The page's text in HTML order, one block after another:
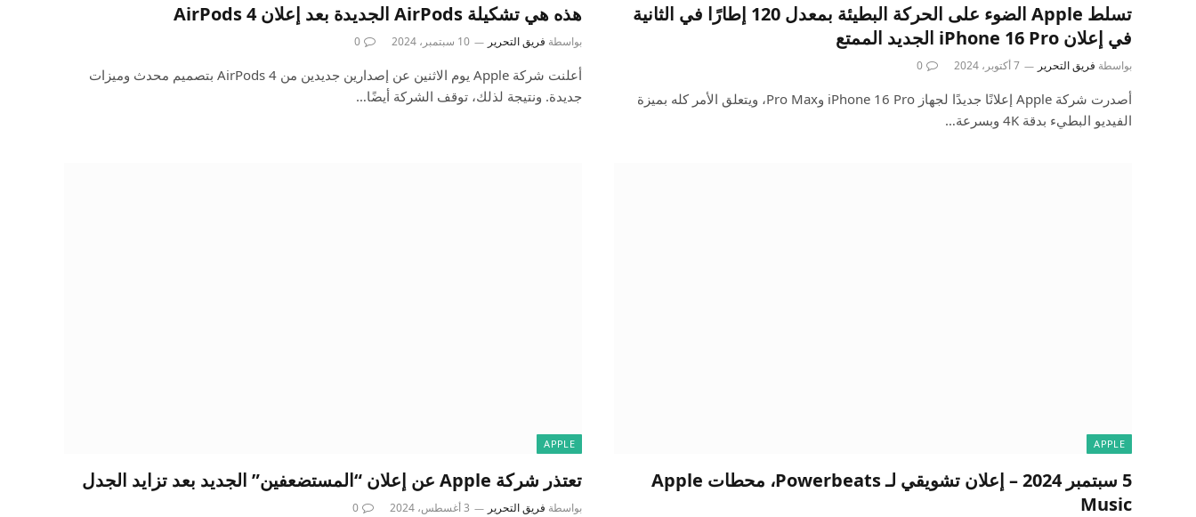
تسلط Apple الضوء على الحركة البطيئة بمعدل 120 إطارًا في الثانية
في إعلان iPhone 16 Pro الجديد الممتع
بواسطة فريق التحرير 7 أكتوبر، 2024 0
أصدرت شركة Apple إعلانًا جديدًا لجهاز iPhone 16 Pro وPro Max، ويتعلق الأمر كله بميزة
الفيديو البطيء بدقة 4K وبسرعة…
هذه هي تشكيلة AirPods الجديدة بعد إعلان AirPods 4
بواسطة فريق التحرير 10 سبتمبر، 2024 0
أعلنت شركة Apple يوم الاثنين عن إصدارين جديدين من AirPods 4 بتصميم محدث وميزات
جديدة. ونتيجة لذلك، توقف الشركة أيضًا…
APPLE
5 سبتمبر 2024 – إعلان تشويقي لـ Powerbeats، محطات Apple
Music
APPLE
تعتذر شركة Apple عن إعلان “المستضعفين” الجديد بعد تزايد الجدل
بواسطة فريق التحرير 3 أغسطس، 2024 0